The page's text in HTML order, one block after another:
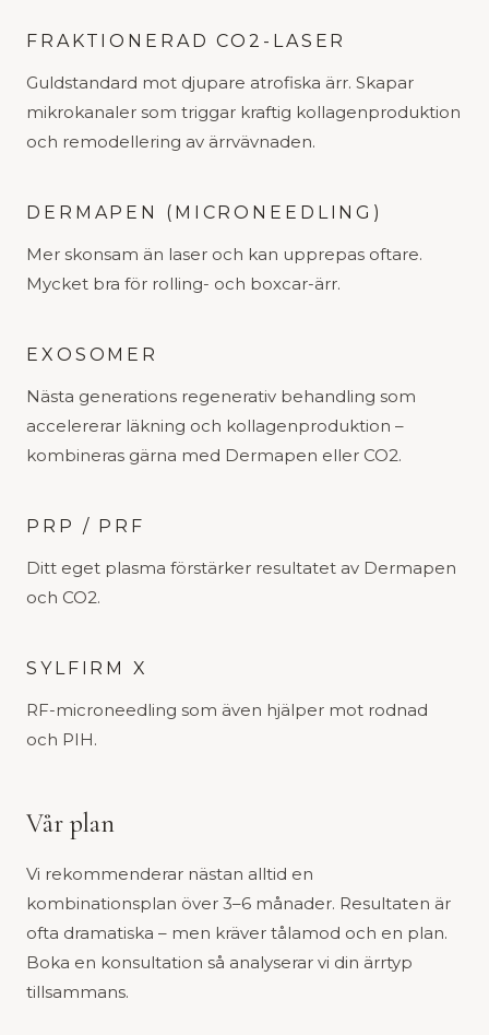
FRAKTIONERAD CO2-LASER
Guldstandard mot djupare atrofiska ärr. Skapar
mikrokanaler som triggar kraftig kollagenproduktion
och remodellering av ärrvävnaden.
DERMAPEN (MICRONEEDLING)
Mer skonsam än laser och kan upprepas oftare.
Mycket bra för rolling- och boxcar-ärr.
EXOSOMER
Nästa generations regenerativ behandling som
accelererar läkning och kollagenproduktion –
kombineras gärna med Dermapen eller CO2.
PRP / PRF
Ditt eget plasma förstärker resultatet av Dermapen
och CO2.
SYLFIRM X
RF-microneedling som även hjälper mot rodnad
och PIH.
Vår plan
Vi rekommenderar nästan alltid en
kombinationsplan över 3–6 månader. Resultaten är
ofta dramatiska – men kräver tålamod och en plan.
Boka en konsultation så analyserar vi din ärrtyp
tillsammans.